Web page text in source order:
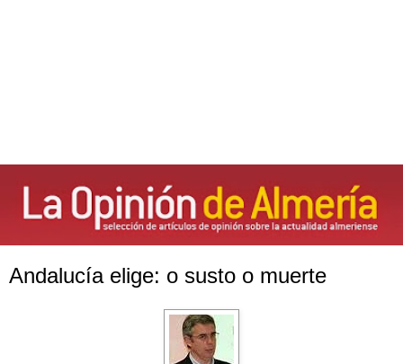
Andalucía elige: o susto o muerte